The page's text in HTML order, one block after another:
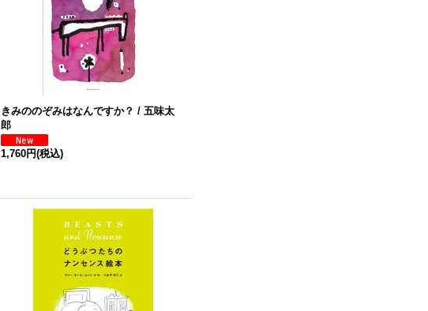
きみののぞみはなんですか？ / 五味太
郎
1,760円(税込)